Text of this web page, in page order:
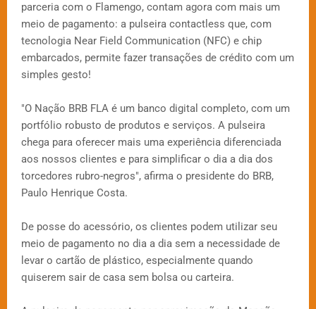
parceria com o Flamengo, contam agora com mais um
meio de pagamento: a pulseira contactless que, com
tecnologia Near Field Communication (NFC) e chip
embarcados, permite fazer transações de crédito com um
simples gesto!
"O Nação BRB FLA é um banco digital completo, com um
portfólio robusto de produtos e serviços. A pulseira
chega para oferecer mais uma experiência diferenciada
aos nossos clientes e para simplificar o dia a dia dos
torcedores rubro-negros", afirma o presidente do BRB,
Paulo Henrique Costa.
De posse do acessório, os clientes podem utilizar seu
meio de pagamento no dia a dia sem a necessidade de
levar o cartão de plástico, especialmente quando
quiserem sair de casa sem bolsa ou carteira.